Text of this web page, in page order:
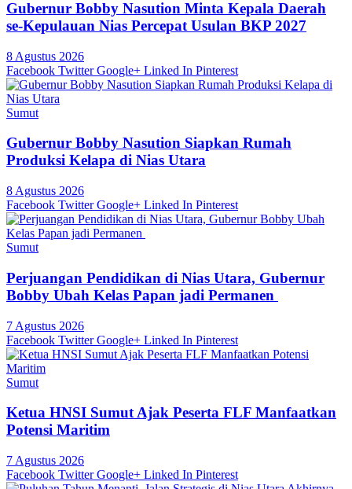
Gubernur Bobby Nasution Minta Kepala Daerah
se-Kepulauan Nias Percepat Usulan BKP 2027
8 Agustus 2026
Facebook Twitter Google+ Linked In Pinterest
Sumut
Gubernur Bobby Nasution Siapkan Rumah
Produksi Kelapa di Nias Utara
8 Agustus 2026
Facebook Twitter Google+ Linked In Pinterest
Sumut
Perjuangan Pendidikan di Nias Utara, Gubernur
Bobby Ubah Kelas Papan jadi Permanen
7 Agustus 2026
Facebook Twitter Google+ Linked In Pinterest
Sumut
Ketua HNSI Sumut Ajak Peserta FLF Manfaatkan
Potensi Maritim
7 Agustus 2026
Facebook Twitter Google+ Linked In Pinterest